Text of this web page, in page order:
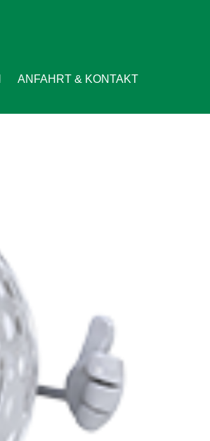
ANFAHRT & KONTAKT